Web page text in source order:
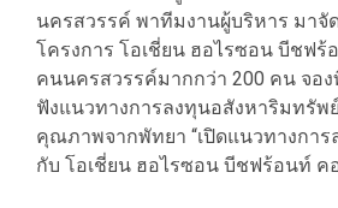
นครสวรรค์ พาทีมงานผู้บริหาร มาจั
โครงการ โอเชี่ยน ฮอไรซอน บีชฟ
คนนครสวรรค์มากกว่า 200 คน จอง
ฟังแนวทางการลงทุนอสังหาริมทรัพ
คุณภาพจากพัทยา “เปิดแนวทางกา
กับ โอเชี่ยน ฮอไรซอน บีชฟร้อนท์ ค